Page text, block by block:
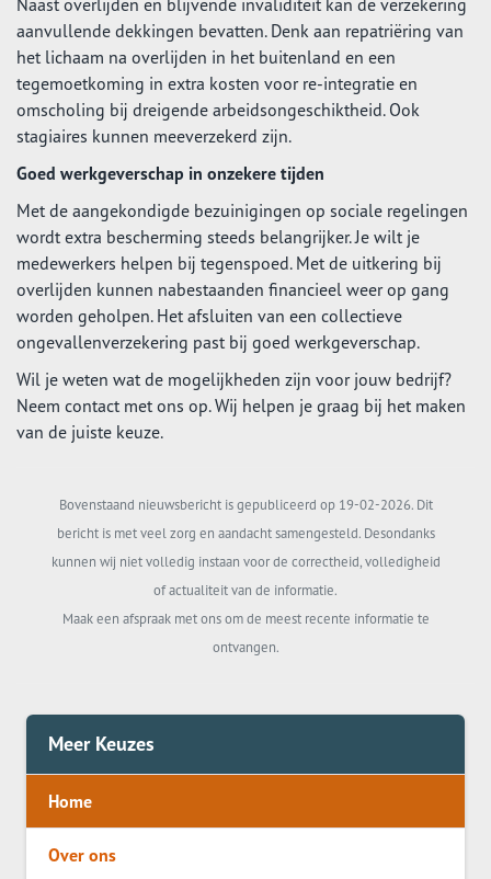
Naast overlijden en blijvende invaliditeit kan de verzekering
aanvullende dekkingen bevatten. Denk aan repatriëring van
het lichaam na overlijden in het buitenland en een
tegemoetkoming in extra kosten voor re-integratie en
omscholing bij dreigende arbeidsongeschiktheid. Ook
stagiaires kunnen meeverzekerd zijn.
Goed werkgeverschap in onzekere tijden
Met de aangekondigde bezuinigingen op sociale regelingen
wordt extra bescherming steeds belangrijker. Je wilt je
medewerkers helpen bij tegenspoed. Met de uitkering bij
overlijden kunnen nabestaanden financieel weer op gang
worden geholpen. Het afsluiten van een collectieve
ongevallenverzekering past bij goed werkgeverschap.
Wil je weten wat de mogelijkheden zijn voor jouw bedrijf?
Neem contact met ons op. Wij helpen je graag bij het maken
van de juiste keuze.
Bovenstaand nieuwsbericht is gepubliceerd op 19-02-2026. Dit
bericht is met veel zorg en aandacht samengesteld. Desondanks
kunnen wij niet volledig instaan voor de correctheid, volledigheid
of actualiteit van de informatie.
Maak een afspraak met ons om de meest recente informatie te
ontvangen.
Meer Keuzes
Home
Over ons